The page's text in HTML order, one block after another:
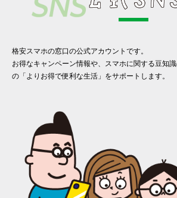
格安スマホの窓口の公式アカウントです。
お得なキャンペーン情報や、スマホに関する豆知
の「よりお得で便利な生活」をサポートします。